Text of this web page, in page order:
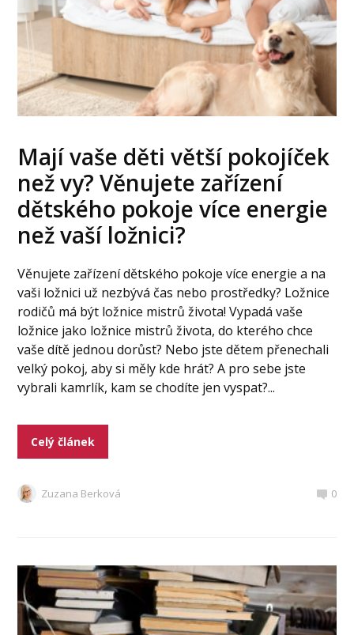
Mají vaše děti větší pokojíček
než vy? Věnujete zařízení
dětského pokoje více energie
než vaší ložnici?
Věnujete zařízení dětského pokoje více energie a na
vaši ložnici už nezbývá čas nebo prostředky? Ložnice
rodičů má být ložnice mistrů života! Vypadá vaše
ložnice jako ložnice mistrů života, do kterého chce
vaše dítě jednou dorůst? Nebo jste dětem přenechali
velký pokoj, aby si měly kde hrát? A pro sebe jste
vybrali kamrlík, kam se chodíte jen vyspat?...
Celý článek
Zuzana Berková 0